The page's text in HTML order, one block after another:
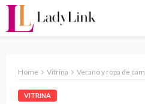
Home Vitrina Verano y ropa de
VITRINA